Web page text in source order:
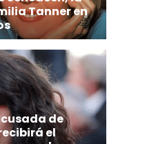
Tanner en
de
el